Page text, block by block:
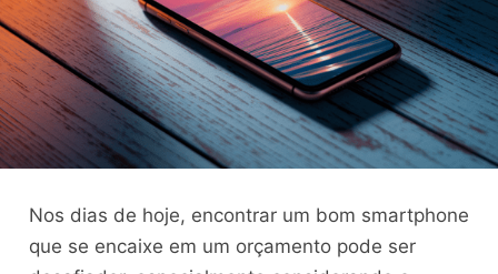
Nos dias de hoje, encontrar um bom smartphone
que se encaixe em um orçamento pode ser